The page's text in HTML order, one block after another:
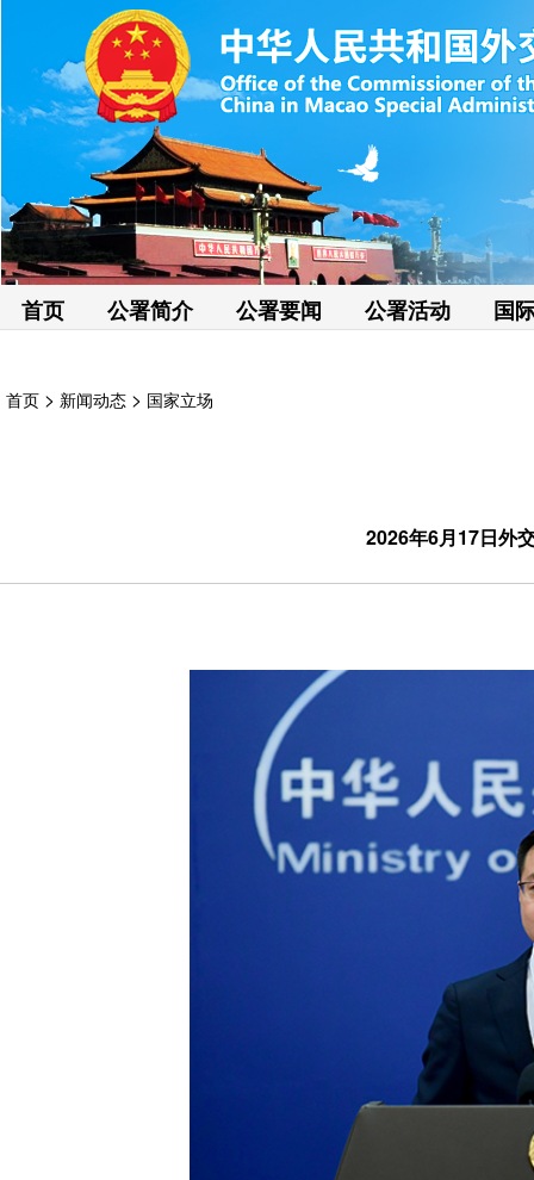
首页 公署简介 公署要闻 公署活动 国
首页 > 新闻动态 > 国家立场
2026年6月17日外